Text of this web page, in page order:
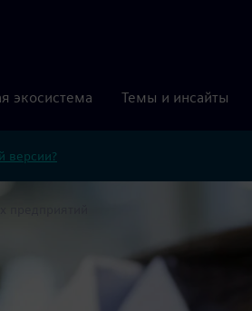
экосистема Темы и инсайты
версии?